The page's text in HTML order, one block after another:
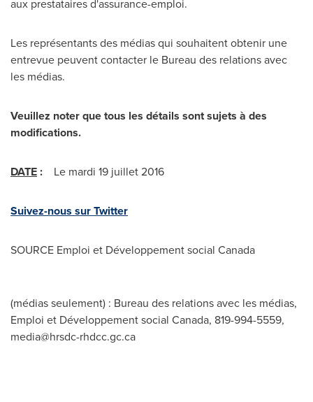
aux prestataires d'assurance-emploi.
Les représentants des médias qui souhaitent obtenir une
entrevue peuvent contacter le Bureau des relations avec
les médias.
Veuillez noter que tous les détails sont sujets à des
modifications.
DATE: Le mardi 19 juillet 2016
Suivez-nous sur Twitter
SOURCE Emploi et Développement social Canada
(médias seulement) : Bureau des relations avec les médias,
Emploi et Développement social Canada, 819-994-5559,
media@hrsdc-rhdcc.gc.ca